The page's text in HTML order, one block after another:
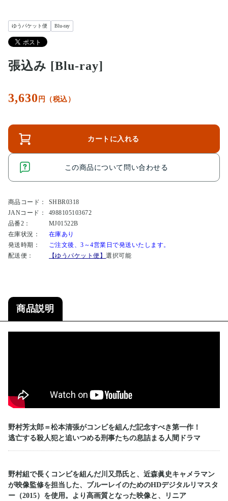
ゆうパケット便 Blu-ray
張込み [Blu-ray]
3,630 円（税込）
カートに入れる
この商品について問い合わせる
商品コード：
SHBR0318
JANコード：
4988105103672
品番2：
MJ01522B
在庫状況：
在庫あり
発送時期：
ご注文後、3～4営業日で発送いたします。
配送便：
【ゆうパケット便】選択可能
商品説明
野村芳太郎＝松本清張がコンビを組んだ記念すべき第一作！
逃亡する殺人犯と追いつめる刑事たちの息詰まる人間ドラマ
野村組で長くコンビを組んだ川又昻氏と、近森眞史キャメラマン
が映像監修を担当した、ブルーレイのためのHDデジタルリマスタ
ー（2015）を使用。より高画質となった映像と、リニア